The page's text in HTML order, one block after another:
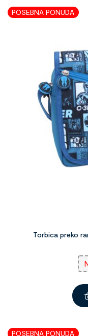
POSEBNA PONUDA
Torbica preko
POSEBNA PONUDA